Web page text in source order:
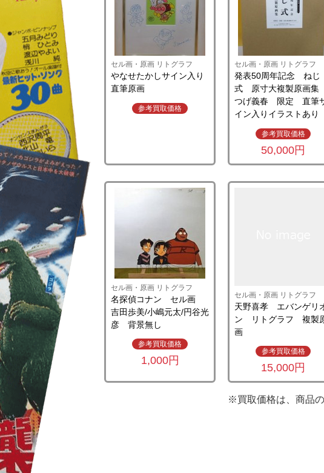
セル画・原画 リトグラフ
やなせたかしサイン入り
直筆原画
参考買取価格
セル画・原画 リトグラフ
発表50周年記念 ねじ
式 原寸大複製原画集
つげ義春 限定 直筆
イン入りイラストあり
参考買取価格
50,000円
セル画・原画 リトグラフ
名探偵コナン セル画
吉田歩美/小嶋元太/円谷光
彦 背景無し
参考買取価格
1,000円
セル画・原画 リトグラフ
天野喜孝 エバンゲリ
ン リトグラフ 複製
画
参考買取価格
15,000円
※買取価格は、商品